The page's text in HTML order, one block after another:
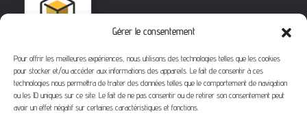
Gérer le consentement
Pour offrir les meilleures expériences, nous utilisons des technologies telles que les cookies
pour stocker et/ou accéder aux informations des appareils. Le fait de consentir à ces
technologies nous permettra de traiter des données telles que le comportement de navigation
ou les ID uniques sur ce site. Le fait de ne pas consentir ou de retirer son consentement peut
avoir un effet négatif sur certaines caractéristiques et fonctions.
1112 Bd Fernand Darchicourt